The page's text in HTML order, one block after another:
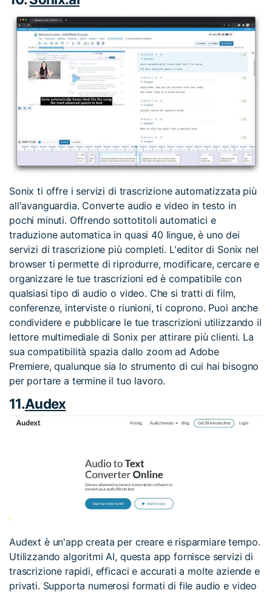
Sonix ti offre i servizi di trascrizione automatizzata più
all'avanguardia. Converte audio e video in testo in
pochi minuti. Offrendo sottotitoli automatici e
traduzione automatica in quasi 40 lingue, è uno dei
servizi di trascrizione più completi. L'editor di Sonix nel
browser ti permette di riprodurre, modificare, cercare e
organizzare le tue trascrizioni ed è compatibile con
qualsiasi tipo di audio o video. Che si tratti di film,
conferenze, interviste o riunioni, ti coprono. Puoi anche
condividere e pubblicare le tue trascrizioni utilizzando il
lettore multimediale di Sonix per attirare più clienti. La
sua compatibilità spazia dallo zoom ad Adobe
Premiere, qualunque sia lo strumento di cui hai bisogno
per portare a termine il tuo lavoro.
11.Audex
Audext è un'app creata per creare e risparmiare tempo.
Utilizzando algoritmi AI, questa app fornisce servizi di
trascrizione rapidi, efficaci e accurati a molte aziende e
privati. Supporta numerosi formati di file audio e video